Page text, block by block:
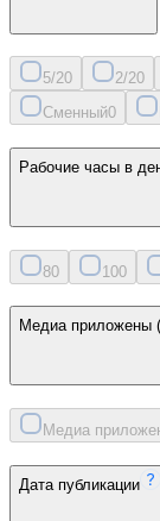
5/20 2/20
Сменный0
Рабочие часы в
80 100
Медиа приложены
Медиа
Дата публикации